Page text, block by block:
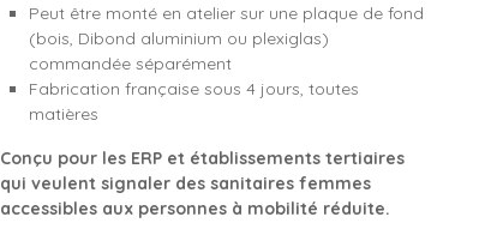
Peut être monté en atelier sur une plaque de fond
(bois, Dibond aluminium ou plexiglas)
commandée séparément
Fabrication française sous 4 jours, toutes
matières
Conçu pour les ERP et établissements tertiaires
qui veulent signaler des sanitaires femmes
accessibles aux personnes à mobilité réduite.